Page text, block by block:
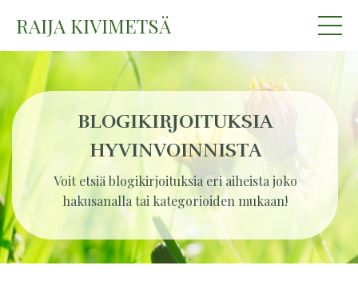
RAIJA KIVIMETSÄ
BLOGIKIRJOITUKSIA
HYVINVOINNISTA
Voit etsiä blogikirjoituksia eri aiheista joko
hakusanalla tai kategorioiden mukaan!